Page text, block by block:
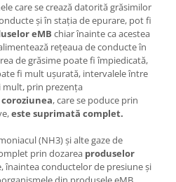
care se crează datorită grăsimilor
și în stația de epurare, pot fi
eMB chiar înainte ca acestea
rețeaua de conducte în
de grăsime poate fi împiedicată,
fi mult ușurată, intervalele între
prin prezența
coroziunea, care se poduce prin
este suprimată complet.
(NH3) și alte gaze de
prin dozarea produselor
înaintea conductelor de presiune și